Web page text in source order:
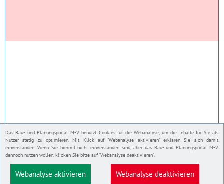
Das Bau- und Planungsportal M-V benutzt Cookies für die Webanalyse, um die Inhalte für Sie als
Nutzer stetig zu optimieren. Mit Klick auf "Webanalyse aktivieren" erklären Sie sich damit
einverstanden. Wenn Sie hiermit nicht einverstanden sind, aber das Bau- und Planungsportal M-V
dennoch nutzen wollen, klicken Sie bitte auf "Webanalyse deaktivieren".
Webanalyse aktivieren Webanalyse deaktivieren